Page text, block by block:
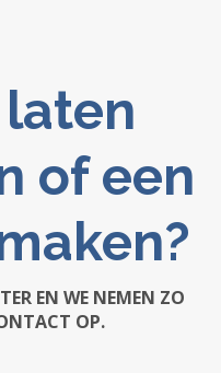
of een
EN WE NEMEN ZO
OP.